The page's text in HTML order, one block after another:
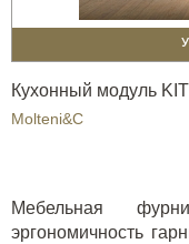
Кухонный модуль
Molteni&C
Мебельная
эргономичность